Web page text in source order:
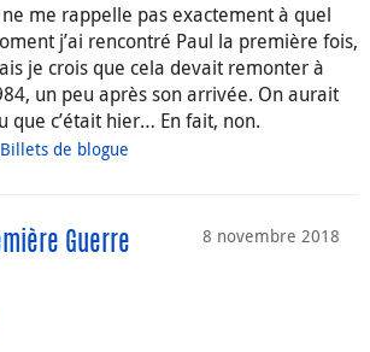
ne me rappelle pas exactement à quel
j’ai rencontré Paul la première fois,
je crois que cela devait remonter à
un peu après son arrivée. On aurait
que c’était hier… En fait, non.
Billets de blogue
8 novembre 2018
Guerre